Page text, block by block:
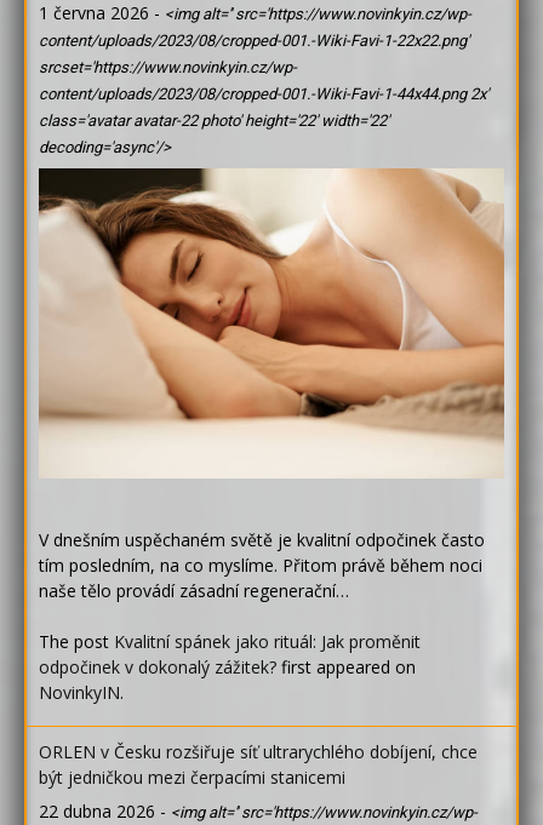
1 června 2026 - <img alt='' src='https://www.novinkyin.cz/wp-
content/uploads/2023/08/cropped-001.-Wiki-Favi-1-22x22.png'
srcset='https://www.novinkyin.cz/wp-
content/uploads/2023/08/cropped-001.-Wiki-Favi-1-44x44.png 2x'
class='avatar avatar-22 photo' height='22' width='22'
decoding='async'/>
V dnešním uspěchaném světě je kvalitní odpočinek často
tím posledním, na co myslíme. Přitom právě během noci
naše tělo provádí zásadní regenerační…
The post Kvalitní spánek jako rituál: Jak proměnit
odpočinek v dokonalý zážitek? first appeared on
NovinkyIN.
ORLEN v Česku rozšiřuje síť ultrarychlého dobíjení, chce
být jedničkou mezi čerpacími stanicemi
22 dubna 2026 - <img alt='' src='https://www.novinkyin.cz/wp-